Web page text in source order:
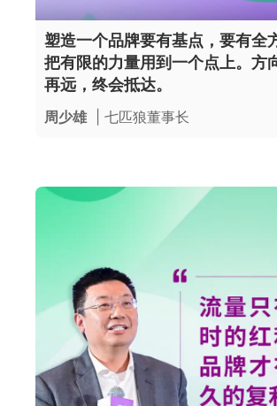
塑造一个品牌要有基点，要有全
把有限的力量用到一个点上。方
再远，终会抵达。
周少雄 | 七匹狼董事长